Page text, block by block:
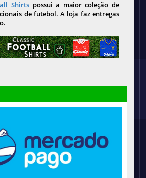
Shirts possui a maior coleção de
de futebol. A loja faz entregas